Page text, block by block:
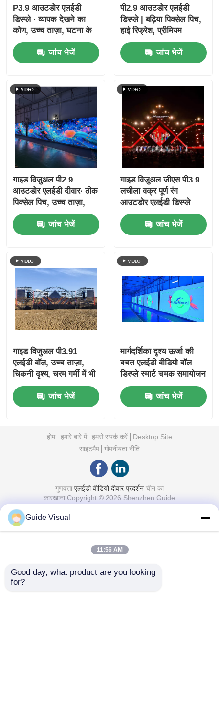
P3.9 आउटडोर एलईडी
डिस्प्ले ∙ व्यापक देखने का
कोण, उच्च ताज़ा, घटना के
लिए तैयार प्रदर्शन
जांच भेजें
पी2.9 आउटडोर एलईडी
डिस्प्ले | बढ़िया पिक्सेल पिच,
हाई रिफ्रेश, प्रीमियम
विज़ुअल परफॉर्मेंस
जांच भेजें
गाइड विजुअल पी2.9
आउटडोर एलईडी दीवार∙ ठीक
पिक्सेल पिच, उच्च ताज़ा,
आश्चर्यजनक दृश्य
जांच भेजें
गाइड विजुअल जीएस पी3.9
लचीला वक्र पूर्ण रंग
आउटडोर एलईडी डिस्प्ले
स्क्रीन IP65 रेटिंग
जांच भेजें
गाइड विजुअल पी3.91
एलईडी वॉल, उच्च ताज़ा,
चिकनी दृश्य, चरम गर्मी में भी
प्रदर्शन करता है, मंच के लिए
तैयार है
जांच भेजें
मार्गदर्शिका दृश्य ऊर्जा की
बचत एलईडी वीडियो वॉल
डिस्प्ले स्मार्ट चमक समायोजन
और खपत के साथ
जांच भेजें
होम हमारे बारे में हमसे संपर्क करें
Desktop Site
साइटमैप
गोपनीयता नीति
गुणवत्ता एलईडी वीडियो दीवार प्रदर्शनचीन का
कारखाना.Copyright © 2026 Shenzhen Guide
Guide Visual
11:56 AM
Good day, what product are you looking
for?